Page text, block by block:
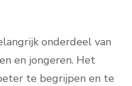
onderdeel van
en jongeren. Het
te begrijpen en te